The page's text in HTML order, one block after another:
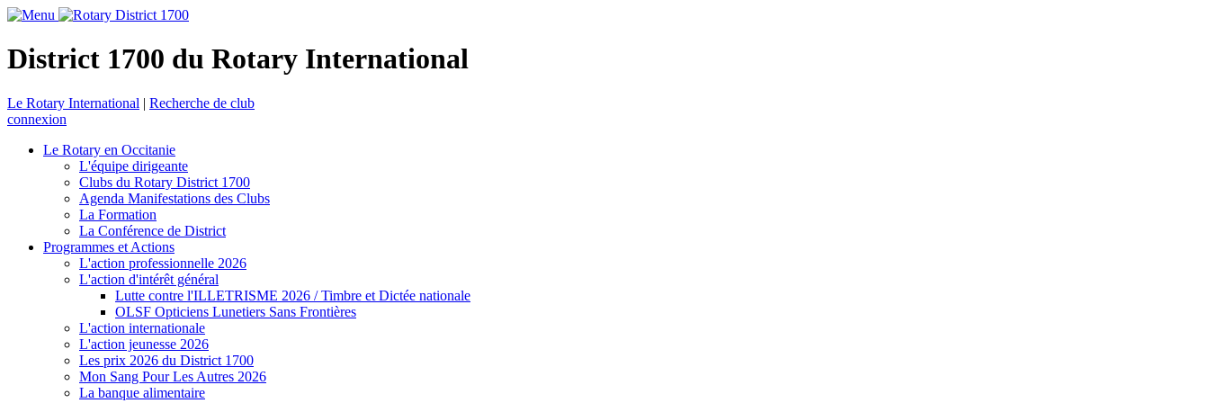
District 1700 du Rotary International
Le Rotary International | Recherche de club
connexion
Le Rotary en Occitanie
L'équipe dirigeante
Clubs du Rotary District 1700
Agenda Manifestations des Clubs
La Formation
La Conférence de District
Programmes et Actions
L'action professionnelle 2026
L'action d'intérêt général
Lutte contre l'ILLETRISME 2026 / Timbre et Dictée nationale
OLSF Opticiens Lunetiers Sans Frontières
L'action internationale
L'action jeunesse 2026
Les prix 2026 du District 1700
Mon Sang Pour Les Autres 2026
La banque alimentaire